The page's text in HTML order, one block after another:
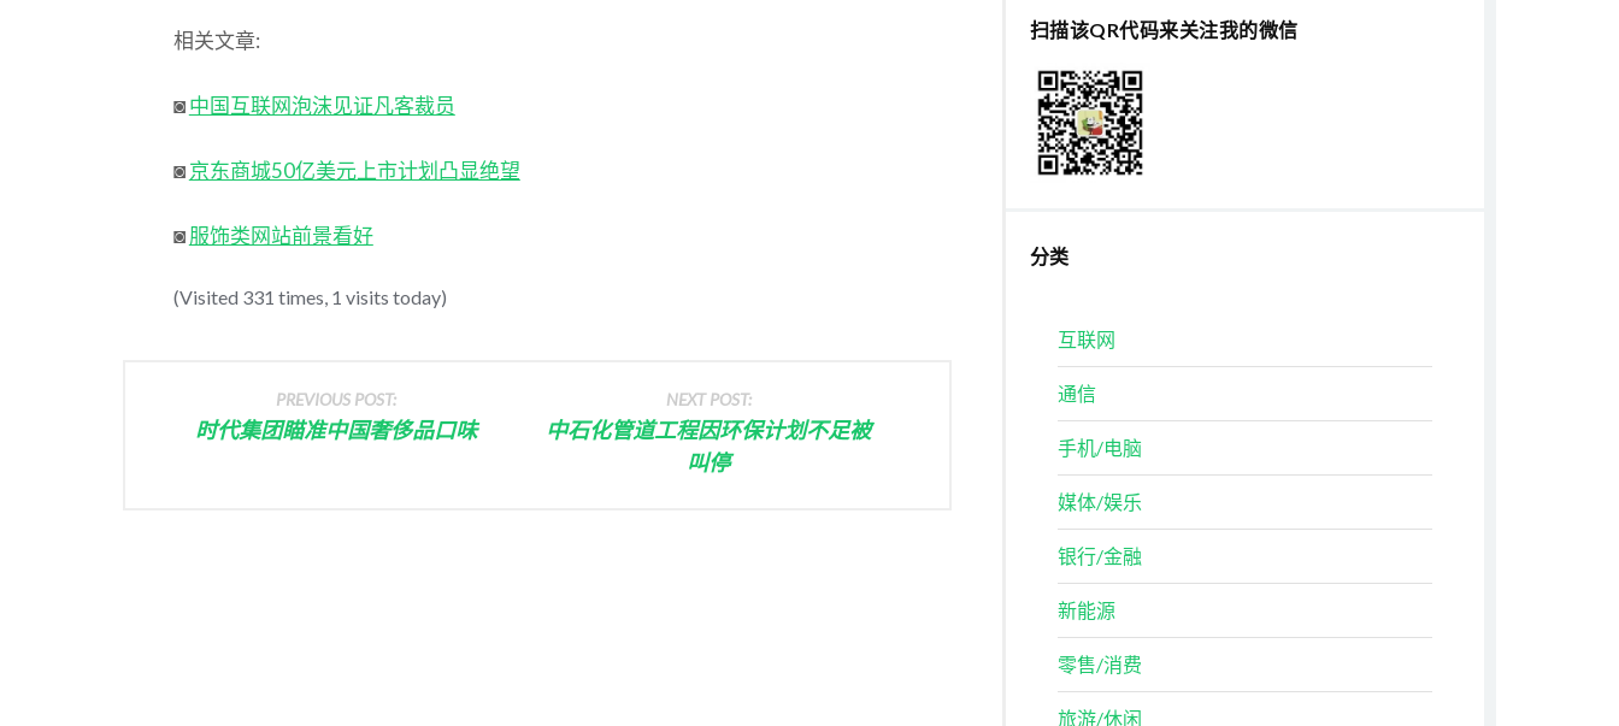
相关文章:
◙中国互联网泡沫见证凡客裁员
◙京东商城50亿美元上市计划凸显绝望
◙服饰类网站前景看好
(Visited 331 times, 1 visits today)
PREVIOUS POST:
时代集团瞄准中国奢侈品口味
NEXT POST:
中石化管道工程因环保计划不足被
叫停
扫描该QR代码来关注我的微信
分类
互联网
通信
手机/电脑
媒体/娱乐
银行/金融
新能源
零售/消费
旅游/休闲